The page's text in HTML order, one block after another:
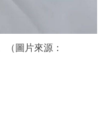
（圖片來源：